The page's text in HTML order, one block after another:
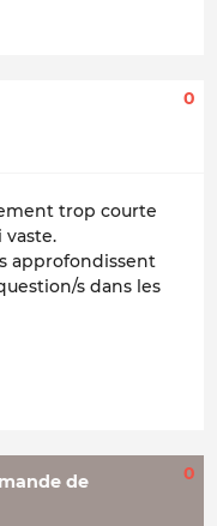
0
trop courte
vaste.
approfondissent
s dans les
de
0